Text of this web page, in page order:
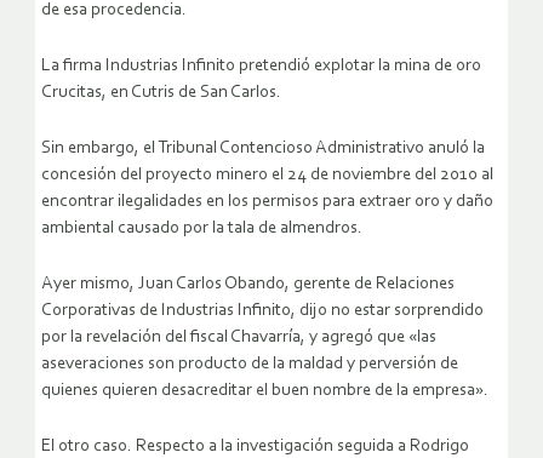
de esa procedencia.
La firma Industrias Infinito pretendió explotar la mina de oro
Crucitas, en Cutris de San Carlos.
Sin embargo, el Tribunal Contencioso Administrativo anuló la
concesión del proyecto minero el 24 de noviembre del 2010 al
encontrar ilegalidades en los permisos para extraer oro y daño
ambiental causado por la tala de almendros.
Ayer mismo, Juan Carlos Obando, gerente de Relaciones
Corporativas de Industrias Infinito, dijo no estar sorprendido
por la revelación del fiscal Chavarría, y agregó que «las
aseveraciones son producto de la maldad y perversión de
quienes quieren desacreditar el buen nombre de la empresa».
El otro caso. Respecto a la investigación seguida a Rodrigo